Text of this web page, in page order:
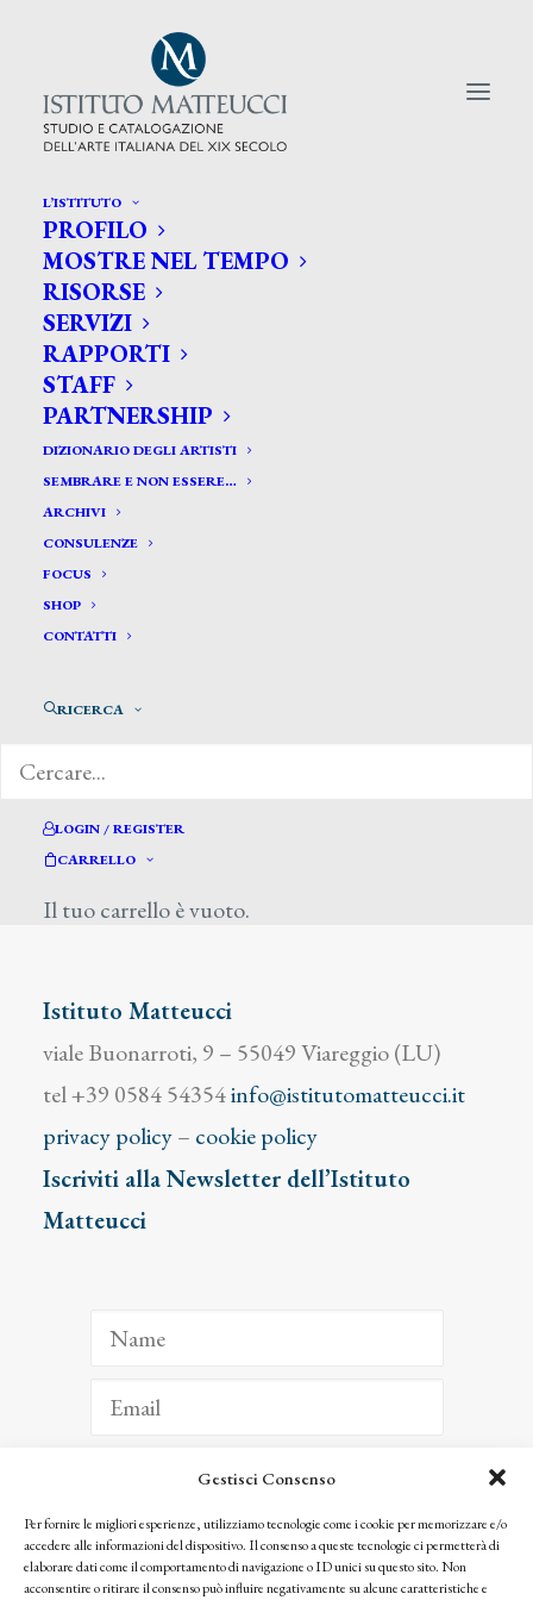
Gestisci Consenso
Per fornire le migliori esperienze, utilizziamo tecnologie come i cookie per memorizzare e/o
accedere alle informazioni del dispositivo. Il consenso a queste tecnologie ci permetterà di
elaborare dati come il comportamento di navigazione o ID unici su questo sito. Non
acconsentire o ritirare il consenso può influire negativamente su alcune caratteristiche e
L’ISTITUTO
PROFILO
MOSTRE NEL TEMPO
RISORSE
SERVIZI
RAPPORTI
STAFF
PARTNERSHIP
DIZIONARIO DEGLI ARTISTI
SEMBRARE E NON ESSERE…
ARCHIVI
CONSULENZE
FOCUS
SHOP
CONTATTI
RICERCA
LOGIN / REGISTER
CARRELLO
Il tuo carrello è vuoto.
CERCA TRA GLI ARTISTI:
Search
for:
Istituto Matteucci
viale Buonarroti, 9 – 55049 Viareggio (LU)
tel +39 0584 54354info@istitutomatteucci.it
privacy policy– cookie policy
Iscriviti alla Newsletter dell’Istituto
Matteucci
ISCRIVITI
Facendo clic per iscriverti, riconosci che le tue informazioni saranno trattate
seguendo la nostra Privacy Policy